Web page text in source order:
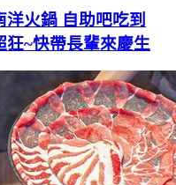
洋火鍋 自助吧吃到
狂~快帶長輩來慶生